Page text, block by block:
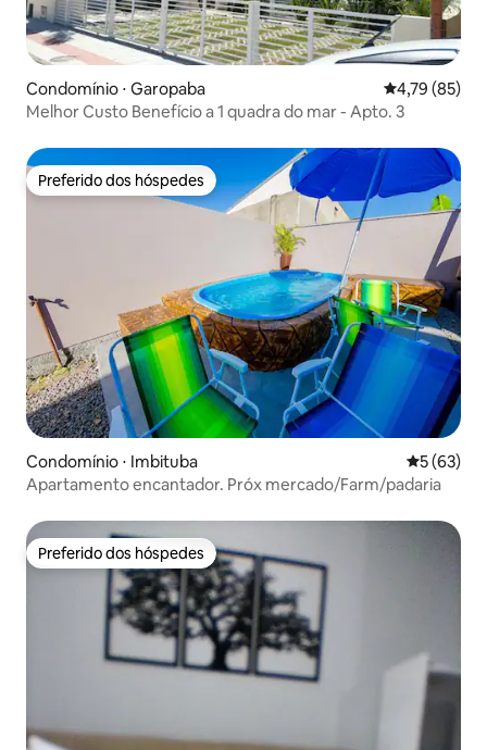
Condomínio ⋅ Garopaba 4,79 de uma
4,79 (85)
Melhor Custo Benefício a 1 quadra do mar - Apto. 3
Preferido dos hóspedes
Preferido dos hóspedes
Condomínio ⋅ Imbituba 5 de uma
5 (63)
Apartamento encantador. Próx mercado/Farm/padaria
Preferido dos hóspedes
Preferido dos hóspedes